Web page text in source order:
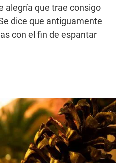
alegría que trae consigo
dice que antiguamente
con el fin de espantar